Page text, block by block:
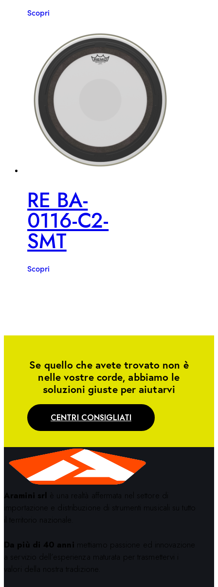
Scopri
RE BA-
0116-C2-
SMT
Scopri
Se quello che avete trovato non è
nelle vostre corde, abbiamo le
soluzioni giuste per aiutarvi
CENTRI CONSIGLIATI
Aramini srl è una realtà affermata nel settore di
importazione e distribuzione di strumenti musicali su tutto
il territorio nazionale.
Da più di 40 anni mettiamo passione ed innovazione
a servizio dell’esperienza maturata per trasmettervi i
valori della nostra tradizione.